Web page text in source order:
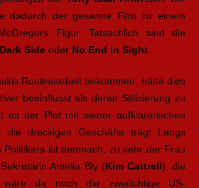
dadurch der gesamte Film zu einem
Figur. Tatsächlich sind die
Side oder No End in Sight
Routinearbeit bekommen, hätte dies
beeinflusst als deren Stilisierung zu
es der Plot mit seiner aufklärerischen
die dreckigen Geschäfte trägt Langs
ist demnach, zu sehr der Frau
Amelia Bly (Kim Cattrell), die
da noch die zwielichtige US-